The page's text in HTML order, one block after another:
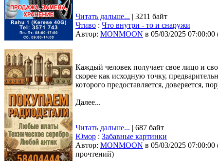
Читать дальше... | 3211 байт
Чтиво : Что внутри - то и снаружи
Автор: MONMOON в 05/03/2025 07:00:00
Каждый человек получает свое лицо и
скорее как исходную точку,
которого предоставляется, доверяется,
Далее...
Читать дальше... | 687 байт
Юмор : Забавные картинки
Автор: MONMOON в 05/03/2025 07:00:00
прочтений)